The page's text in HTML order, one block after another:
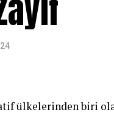
ülkelerinden biri